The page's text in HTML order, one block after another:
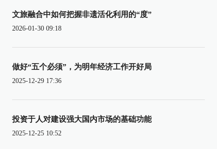
文旅融合中如何把握非遗活化利用的“度”
2026-01-30 09:18
做好“五个必须”，为明年经济工作开好局
2025-12-29 17:36
投资于人对建设强大国内市场的基础功能
2025-12-25 10:52